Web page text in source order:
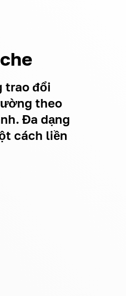
trao đổi
theo
Đa dạng
cách liền